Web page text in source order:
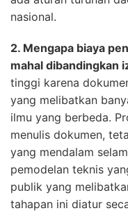
nasional.
2. Mengapa biaya
mahal dibandingkan
tinggi karena
yang melibatkan
ilmu yang berbeda.
menulis dokumen,
yang mendalam
pemodelan teknis
publik yang
tahapan ini diatur